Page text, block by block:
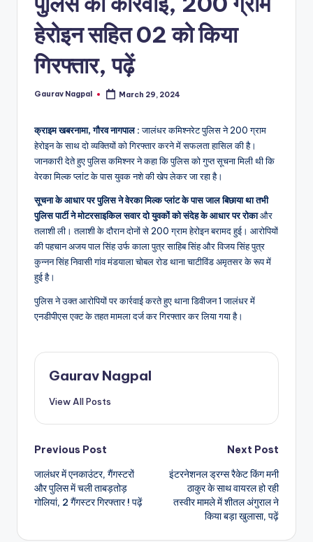
m
हेरोइन सहित 02 को किया
गिरफ्तार, पढ़ें
Posted
Gaurav Nagpal March 29, 2024
क्राइम खबरनामा, गौरव नागपाल :जालंधर कमिश्नरेट पुलिस ने 200 ग्राम
हेरोइन के साथ दो व्यक्तियों को गिरफ्तार करने में सफलता हासिल की है।
जानकारी देते हुए पुलिस कमिश्नर ने कहा कि पुलिस को गुप्त सूचना मिली थी कि
वेरका मिल्क प्लांट के पास युवक नशे की खेप लेकर जा रहा है।
सूचना के आधार पर पुलिस ने वेरका मिल्क प्लांट के पास जाल बिछाया था तभी
पुलिस पार्टी ने मोटरसाइकिल सवार दो युवकों को संदेह के आधार पर रोकाऔर
तलाशी ली। तलाशी के दौरान दोनों से 200 ग्राम हेरोइन बरामद हुई। आरोपियों
की पहचान अजय पाल सिंह उर्फ ​​काला पुत्र साहिब सिंह और विजय सिंह पुत्र
कुन्नन सिंह निवासी गांव मंडयाला चोबल रोड थाना चाटीविंड अमृतसर के रूप में
हुई है।
पुलिस ने उक्त आरोपियों पर कार्रवाई करते हुए थाना डिवीजन 1 जालंधर में
एनडीपीएस एक्ट के तहत मामला दर्ज कर गिरफ्तार कर लिया गया है।
Gaurav Nagpal
View All Posts
Post
navigation
Previous Post
जालंधर में एनकाउंटर, गैंगस्टरों
और पुलिस में चली ताबड़तोड़
गोलियां, 2 गैंगस्टर गिरफ्तार ! पढ़ें
Next Post
इंटरनेशनल ड्रग्स रैकेट किंग मनी
ठाकुर के साथ वायरल हो रही
तस्वीर मामले में शीतल अंगुराल ने
किया बड़ा खुलासा, पढ़ें